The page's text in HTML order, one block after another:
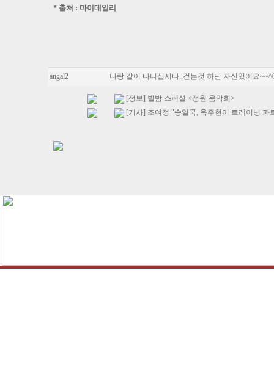
* 출처 : 마이데일리
angal2 나랑 같이 다니십시다..걷는것 하난 자신있어요
[정보] 별밤 스페셜 <정원 음악회>
[기사] 조여정 "송일국, 옥주현이 트레이닝 파